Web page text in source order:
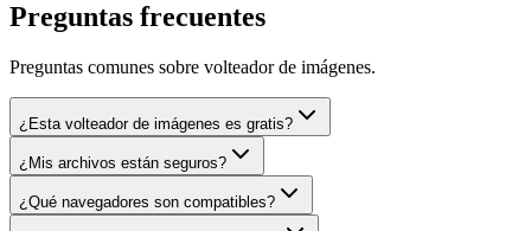
Preguntas frecuentes
Preguntas comunes sobre volteador de imágenes.
¿Esta volteador de imágenes es gratis?
¿Mis archivos están seguros?
¿Qué navegadores son compatibles?